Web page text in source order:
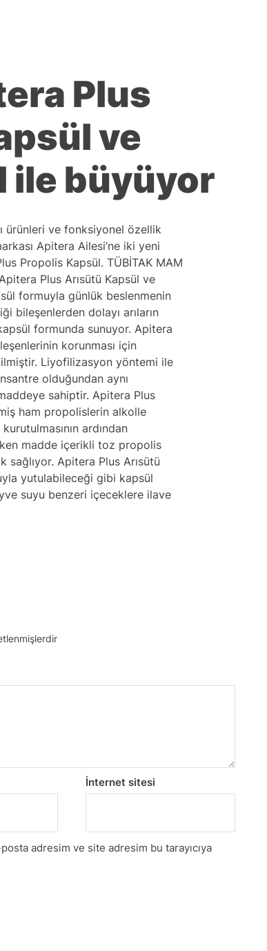
Plus
ve
ile büyüyor
ürünleri ve fonksiyonel özellik
Apitera Ailesi’ne iki yeni
Propolis Kapsül. TÜBİTAK MAM
Plus Arısütü Kapsül ve
formuyla günlük beslenmenin
bileşenlerden dolayı arıların
formunda sunuyor. Apitera
korunması için
Liyofilizasyon yöntemi ile
olduğundan aynı
sahiptir. Apitera Plus
ham propolislerin alkolle
ardından
madde içerikli toz propolis
Apitera Plus Arısütü
yutulabileceği gibi kapsül
suyu benzeri içeceklere ilave
İnternet sitesi
adresim ve site adresim bu tarayıcıya